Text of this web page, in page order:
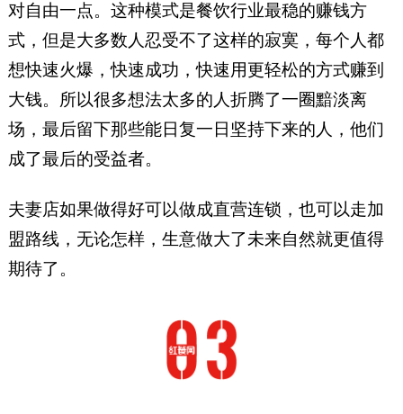
对自由一点。这种模式是餐饮行业最稳的赚钱方
式，但是大多数人忍受不了这样的寂寞，每个人都
想快速火爆，快速成功，快速用更轻松的方式赚到
大钱。所以很多想法太多的人折腾了一圈黯淡离
场，最后留下那些能日复一日坚持下来的人，他们
成了最后的受益者。
夫妻店如果做得好可以做成直营连锁，也可以走加
盟路线，无论怎样，生意做大了未来自然就更值得
期待了。